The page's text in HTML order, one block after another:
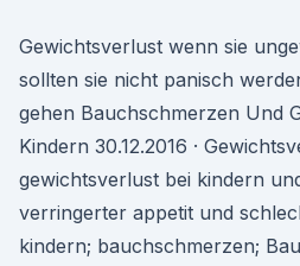
Gewichtsverlust wenn sie
sollten sie nicht panisch
gehen Bauchschmerzen Und
Kindern 30.12.2016 ·
gewichtsverlust bei kindern
verringerter appetit und
kindern; bauchschmerzen;